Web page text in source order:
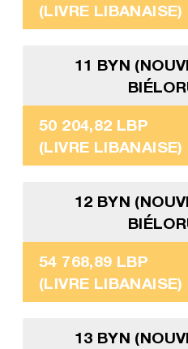
(LIVRE LIBANAISE)
11 BYN
50 204,82 LBP
(LIVRE LIBANAISE)
12 BYN
54 768,89 LBP
(LIVRE LIBANAISE)
13 BYN